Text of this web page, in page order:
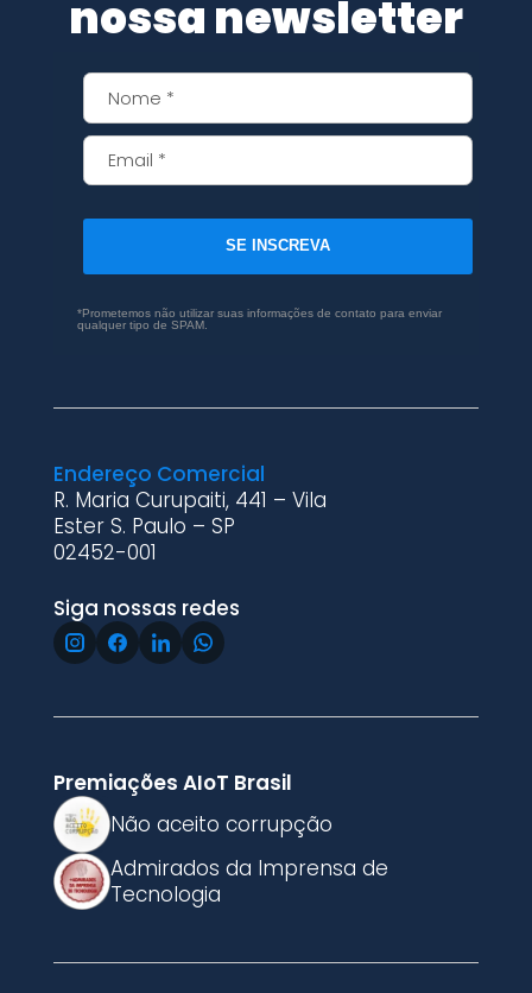
nossa newsletter
SE INSCREVA
*Prometemos não utilizar suas informações de contato para enviar
qualquer tipo de SPAM.
Endereço Comercial
R. Maria Curupaiti, 441 – Vila
Ester S. Paulo – SP
02452-001
Siga nossas redes
Premiações AIoT Brasil
Não aceito corrupção
Admirados da Imprensa de
Tecnologia